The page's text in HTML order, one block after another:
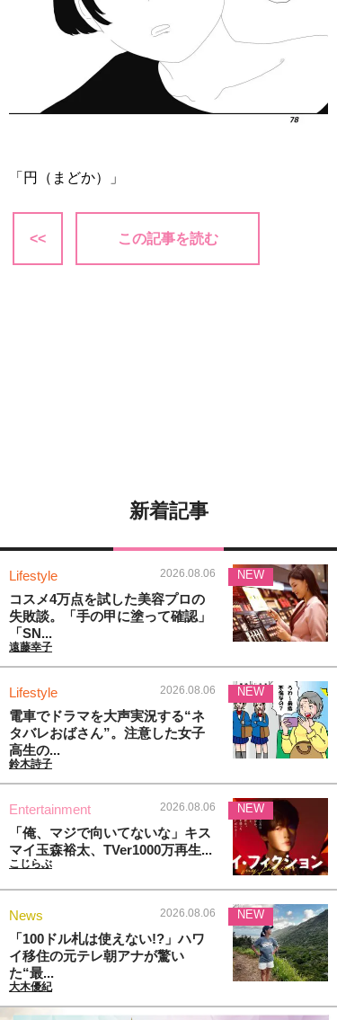
「円（まどか）」
<< この記事を読む
新着記事
Lifestyle 2026.08.06
コスメ4万点を試した美容プロの
失敗談。「手の甲に塗って確認」
「SN...
遠藤幸子
NEW
Lifestyle 2026.08.06
電車でドラマを大声実況する“ネ
タバレおばさん”。注意した女子
高生の...
鈴木詩子
NEW
Entertainment 2026.08.06
「俺、マジで向いてないな」キス
マイ玉森裕太、TVer1000万再生...
こじらぶ
NEW
News 2026.08.06
「100ドル札は使えない!?」ハワ
イ移住の元テレ朝アナが驚い
た“最...
大木優紀
NEW